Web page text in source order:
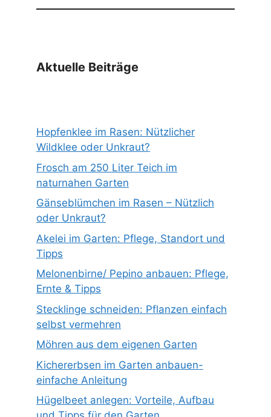
Aktuelle Beiträge
Hopfenklee im Rasen: Nützlicher
Wildklee oder Unkraut?
Frosch am 250 Liter Teich im
naturnahen Garten
Gänseblümchen im Rasen – Nützlich
oder Unkraut?
Akelei im Garten: Pflege, Standort und
Tipps
Melonenbirne/ Pepino anbauen: Pflege,
Ernte & Tipps
Stecklinge schneiden: Pflanzen einfach
selbst vermehren
Möhren aus dem eigenen Garten
Kichererbsen im Garten anbauen-
einfache Anleitung
Hügelbeet anlegen: Vorteile, Aufbau